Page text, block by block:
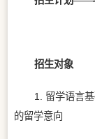
招生对象
1. 留学语言
的留学意向